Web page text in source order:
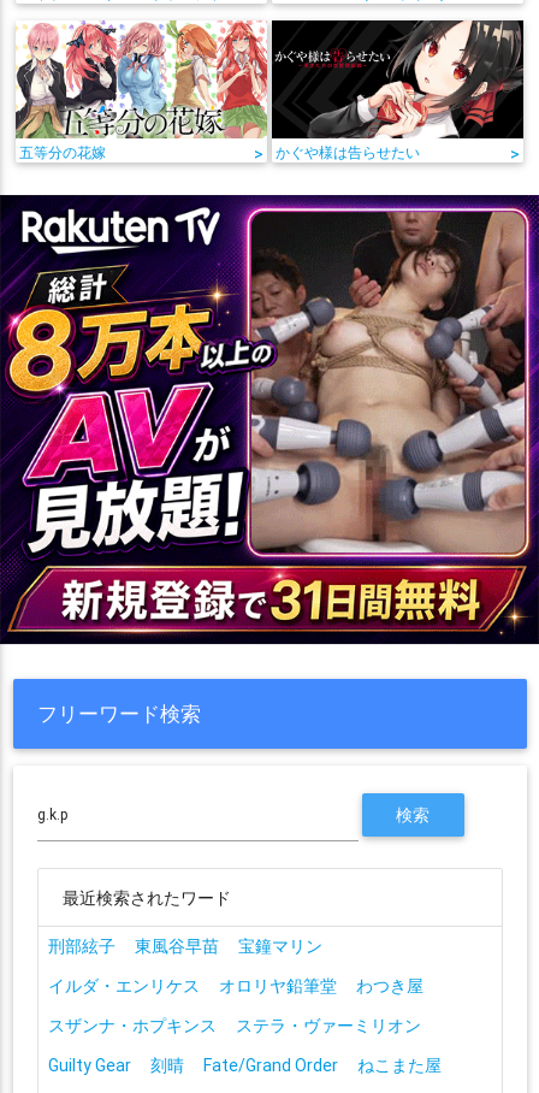
五等分の花嫁 > かぐや様は告らせたい >
フリーワード検索
最近検索されたワード
刑部絃子 東風谷早苗
宝鐘マリン
イルダ・エンリケス
オロリヤ鉛筆堂
わつき屋
スザンナ・ホプキンス
ステラ・ヴァーミリオン
Guilty Gear
刻晴 Fate/Grand Order
ねこまた屋